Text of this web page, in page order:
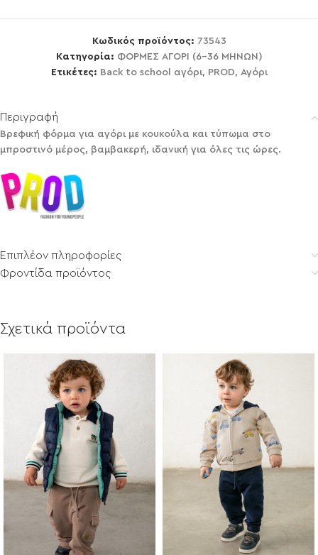
Κωδικός προϊόντος: 73543
Κατηγορία: ΦΟΡΜΕΣ ΑΓΟΡΙ (6-36 ΜΗΝΩΝ)
Ετικέτες: Back to school αγόρι, PROD, Αγόρι
Περιγραφή
Βρεφική φόρμα για αγόρι με κουκούλα και τύπωμα στο
μπροστινό μέρος, βαμβακερή, ιδανική για όλες τις ώρες.
Επιπλέον πληροφορίες
Φροντίδα προϊόντος
Σχετικά προϊόντα